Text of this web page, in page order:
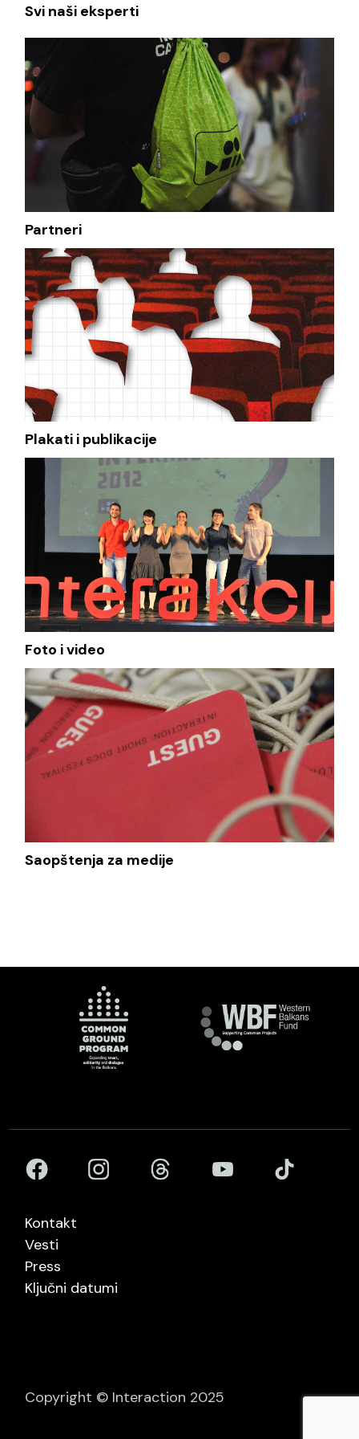
Svi naši eksperti
Partneri
Plakati i publikacije
Foto i video
Saopštenja za medije
Kontakt
Vesti
Press
Ključni datumi
Copyright © Interaction 2025